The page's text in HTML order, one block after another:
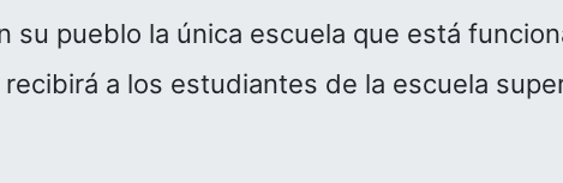
su pueblo la única escuela que está
recibirá a los estudiantes de la escuela